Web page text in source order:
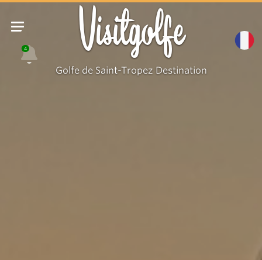
4 Visitgolfe
Golfe de Saint-Tropez Destination